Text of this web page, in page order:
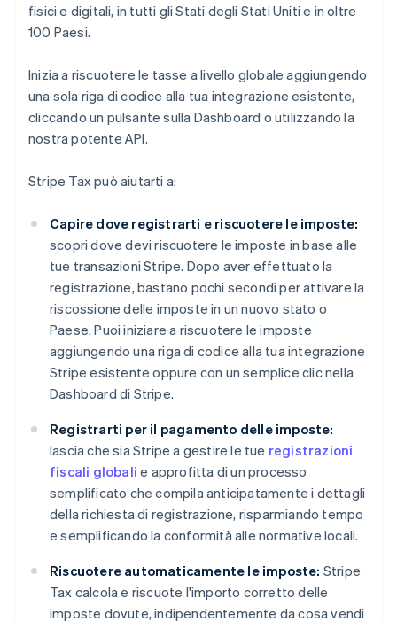
fisici e digitali, in tutti gli Stati degli Stati Uniti e in oltre
100 Paesi.
Inizia a riscuotere le tasse a livello globale aggiungendo
una sola riga di codice alla tua integrazione esistente,
cliccando un pulsante sulla Dashboard o utilizzando la
nostra potente API.
Stripe Tax può aiutarti a:
Capire dove registrarti e riscuotere le imposte:
scopri dove devi riscuotere le imposte in base alle
tue transazioni Stripe. Dopo aver effettuato la
registrazione, bastano pochi secondi per attivare la
riscossione delle imposte in un nuovo stato o
Paese. Puoi iniziare a riscuotere le imposte
aggiungendo una riga di codice alla tua integrazione
Stripe esistente oppure con un semplice clic nella
Dashboard di Stripe.
Registrarti per il pagamento delle imposte:
lascia che sia Stripe a gestire le tue registrazioni
fiscali globali e approfitta di un processo
semplificato che compila anticipatamente i dettagli
della richiesta di registrazione, risparmiando tempo
e semplificando la conformità alle normative locali.
Riscuotere automaticamente le imposte: Stripe
Tax calcola e riscuote l'importo corretto delle
imposte dovute, indipendentemente da cosa vendi